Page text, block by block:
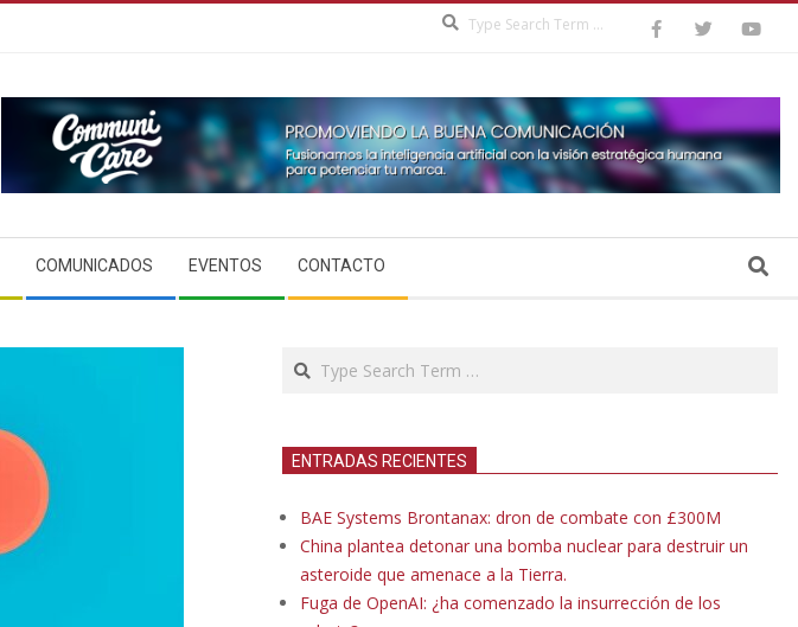
COMUNICADOS EVENTOS CONTACTO Search
Search
ENTRADAS RECIENTES
BAE Systems Brontanax: dron de combate con £300M
China plantea detonar una bomba nuclear para destruir un
asteroide que amenace a la Tierra.
Fuga de OpenAI: ¿ha comenzado la insurrección de los